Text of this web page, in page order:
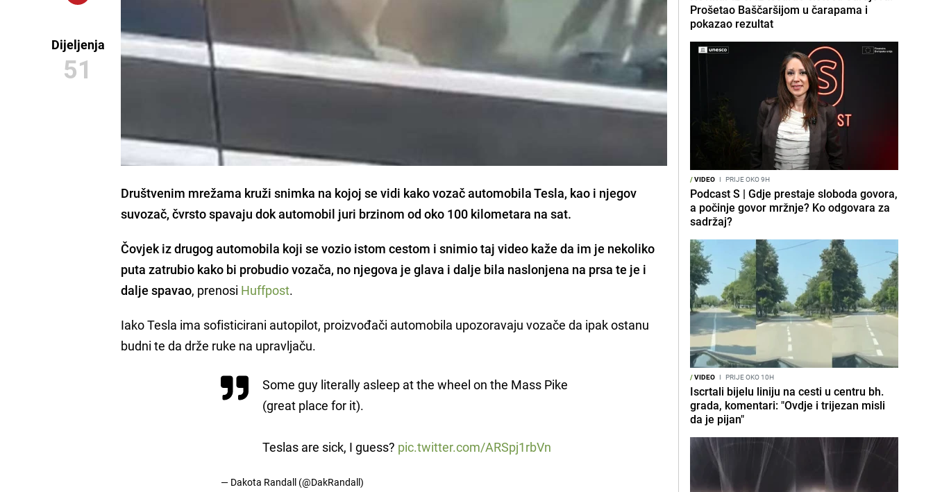
Dijeljenja
51
Društvenim mrežama kruži snimka na kojoj se vidi kako vozač automobila Tesla, kao i njegov
suvozač, čvrsto spavaju dok automobil juri brzinom od oko 100 kilometara na sat.
Čovjek iz drugog automobila koji se vozio istom cestom i snimio taj video kaže da im je nekoliko
puta zatrubio kako bi probudio vozača, no njegova je glava i dalje bila naslonjena na prsa te je i
dalje spavao, prenosi Huffpost.
Iako Tesla ima sofisticirani autopilot, proizvođači automobila upozoravaju vozače da ipak ostanu
budni te da drže ruke na upravljaču.
Some guy literally asleep at the wheel on the Mass Pike
(great place for it).
Teslas are sick, I guess? pic.twitter.com/ARSpj1rbVn
— Dakota Randall (@DakRandall)
Prošetao Baščaršijom u čarapama i
pokazao rezultat
/VIDEO I PRIJE OKO 9H
Podcast S | Gdje prestaje sloboda govora,
a počinje govor mržnje? Ko odgovara za
sadržaj?
/VIDEO I PRIJE OKO 10H
Iscrtali bijelu liniju na cesti u centru bh.
grada, komentari: "Ovdje i trijezan misli
da je pijan"